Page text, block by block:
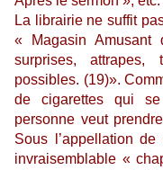
La librairie ne suffit
« Magasin
surprises,
possibles. (19)».
de cigarettes qui
personne veut
Sous l’appellation
invraisemblable «